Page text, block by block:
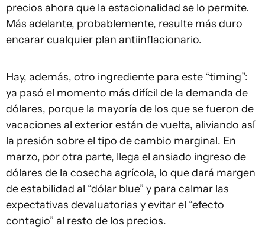
precios ahora que la estacionalidad se lo permite.
Más adelante, probablemente, resulte más duro
encarar cualquier plan antiinflacionario.
Hay, además, otro ingrediente para este “timing”:
ya pasó el momento más difícil de la demanda de
dólares, porque la mayoría de los que se fueron de
vacaciones al exterior están de vuelta, aliviando así
la presión sobre el tipo de cambio marginal. En
marzo, por otra parte, llega el ansiado ingreso de
dólares de la cosecha agrícola, lo que dará margen
de estabilidad al “dólar blue” y para calmar las
expectativas devaluatorias y evitar el “efecto
contagio” al resto de los precios.